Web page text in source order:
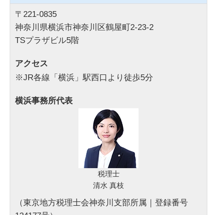
〒221-0835
神奈川県横浜市神奈川区鶴屋町2-23-2
TSプラザビル5階
アクセス
※JR各線「横浜」駅西口より徒歩5分
横浜事務所代表
税理士
清水 真枝
（東京地方税理士会神奈川支部所属｜登録番号